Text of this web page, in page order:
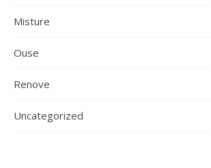
Misture
Ouse
Renove
Uncategorized